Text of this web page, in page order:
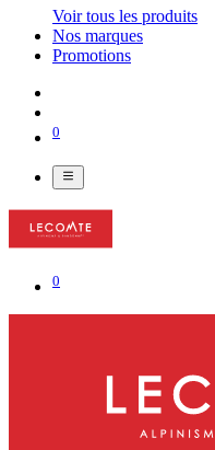
Voir tous les produits
Nos marques
Promotions
0
0